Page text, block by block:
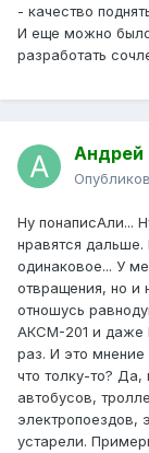
- качество
И еще можно
разработать
Андрей
Ну понаписАли...
нравятся
одинаковое... У
отвращения, но и
отношусь
АКСМ-201 и даже
раз. И это
что толку-то?
автобусов,
электропоездов,
устарели.